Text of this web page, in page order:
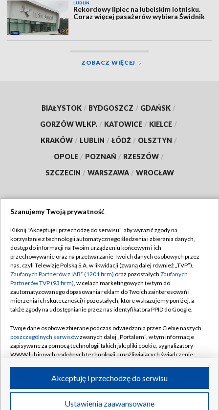
LUBLIN
Rekordowy lipiec na lubelskim lotnisku.
Coraz więcej pasażerów wybiera Świdnik
ZOBACZ WIĘCEJ
BIAŁYSTOK / BYDGOSZCZ / GDAŃSK /
GORZÓW WLKP. / KATOWICE / KIELCE /
KRAKÓW / LUBLIN / ŁÓDŹ / OLSZTYN /
OPOLE / POZNAŃ / RZESZÓW /
SZCZECIN / WARSZAWA / WROCŁAW
TVP
Abonament TVP
Emisja w TVP
Centrum informacji TVP
Naziemna Telewizja Cyfrowa
Rada Programowa
System NOS
Informacje o nadawcy
Program dla prasy
Regulamin TVP
Polityka prywatności
Moje zgody
Pomoc
Kontakt
Kanały
©2026 Telewizja Polska S.A. w likwidacji
Szanujemy Twoją prywatność
Kliknij "Akceptuję i przechodzę do serwisu", aby wyrazić zgody na
korzystanie z technologii automatycznego śledzenia i zbierania danych,
dostęp do informacji na Twoim urządzeniu końcowym i ich
przechowywanie oraz na przetwarzanie Twoich danych osobowych przez
nas, czyli Telewizję Polską S.A. w likwidacji (zwaną dalej również „TVP”),
Zaufanych Partnerów z IAB* (1201 firm) oraz pozostałych Zaufanych
Partnerów TVP (93 firm), w celach marketingowych (w tym do
zautomatyzowanego dopasowania reklam do Twoich zainteresowań i
mierzenia ich skuteczności) i pozostałych, które wskazujemy poniżej, a
także zgody na udostępnianie przez nas identyfikatora PPID do Google.
Twoje dane osobowe zbierane podczas odwiedzania przez Ciebie naszych
poszczególnych serwisówzwanych dalej „Portalem”, w tym informacje
zapisywane za pomocą technologii takich jak: pliki cookie, sygnalizatory
WWW lub innych podobnych technologii umożliwiających świadczenie
ruchu w Internecie.
Twoje dane osobowe zbierane podczas odwiedzania przez Ciebie
poszczególnych serwisówna Portalu, takie jak adresy IP, identyfikatory
Ustawienia zaawansowane
Akceptuję i przechodzę do serwisu